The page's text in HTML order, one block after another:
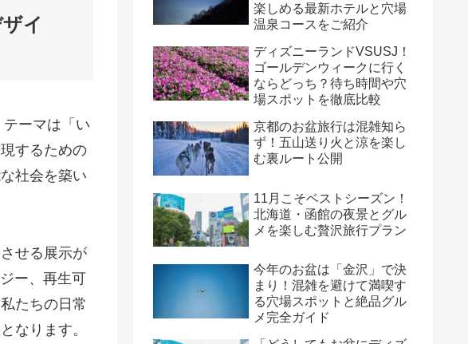
イ
ーマは「い
するための
社会を築い
せる展示が
ー、再生可
たちの日常
なります。
楽しめる最新ホテルと穴場
温泉コースをご紹介
ディズニーランドVSUSJ！
ゴールデンウィークに行く
ならどっち？待ち時間や穴
場スポットを徹底比較
京都のお盆旅行は混雑知ら
ず！五山送り火と涼を楽し
む裏ルート公開
11月こそベストシーズン！
北海道・函館の夜景とグル
メを楽しむ贅沢旅行プラン
今年のお盆は「金沢」で決
まり！混雑を避けて満喫す
る穴場スポットと絶品グル
メ完全ガイド